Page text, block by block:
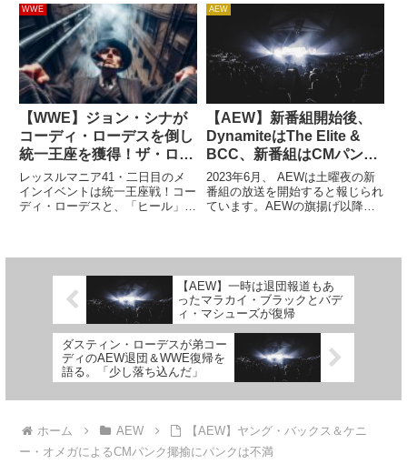
噂は、トニー・カーン社長とシェ
インの会談の実現や、WWE内部
で「シェインは一度はAEWに登
場するだろう」とささや...
はありきたりで、多くのレスラー
が同じ道を歩んできました。しか
し、俳優として大活躍する元
WWEスーパースターで、2019
年...
WWE
【WWE】ジョン・シナが
コーディ・ローデスを倒し
統一王座を獲得！ザ・ロッ
クは登場せず、トラヴィ
ス・スコットは仕返しを受
ける
レッスルマニア41・二日目のメ
インイベントは統一王座戦！コー
ディ・ローデスと、「ヒール」ジ
てプロレス界を牽引してきたビッ
AEW
【AEW】新番組開始後、
DynamiteはThe Elite &
BCC、新番組はCMパンク
＆FTRが仕切ると報じられ
る
2023年6月、 AEWは土曜夜の新
番組の放送を開始すると報じられ
ています。AEWの旗揚げ以降、
うになること...
【AEW】一時は退団報道もあ
ったマラカイ・ブラックとバデ
ィ・マシューズが復帰
ダスティン・ローデスが弟コー
ディのAEW退団＆WWE復帰を
語る。「少し落ち込んだ」
ホーム AEW
【AEW】ヤング・バックス＆ケニ
ー・オメガによるCMパンク揶揄にパンクは不満